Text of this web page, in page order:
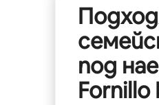
под
Fornillo